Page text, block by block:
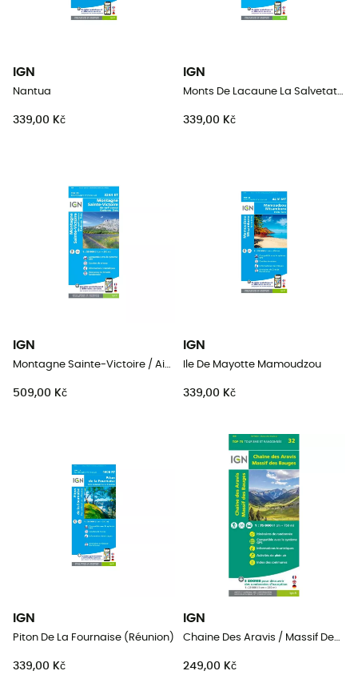
IGN
Nantua
339,00 Kč
IGN
Monts De Lacaune La Salvetat-Sur-Agout.Pnr Du Haut Languedoc
339,00 Kč
IGN
Montagne Sainte-Victoire / Aix En Provence / Gardanne / Trets
509,00 Kč
IGN
Ile De Mayotte Mamoudzou
339,00 Kč
IGN
Piton De La Fournaise (Réunion)
339,00 Kč
IGN
Chaine Des Aravis / Massif Des Bauges
249,00 Kč